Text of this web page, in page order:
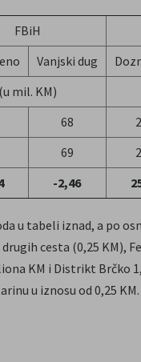
FBiH
Vanjski dug
(u mil. KM)
68
69
-2,46
u tabeli iznad, a po
cesta (0,25 KM),
KM i Distrikt Brčko
u iznosu od 0,25 KM.